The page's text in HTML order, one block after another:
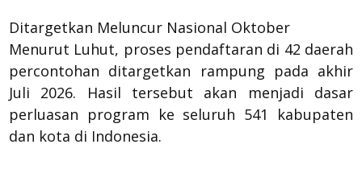
Ditargetkan Meluncur Nasional Oktober
Menurut Luhut, proses pendaftaran di 42 daerah
percontohan ditargetkan rampung pada akhir
Juli 2026. Hasil tersebut akan menjadi dasar
perluasan program ke seluruh 541 kabupaten
dan kota di Indonesia.